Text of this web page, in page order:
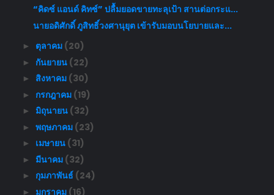
“คิดซ์ แอนด์ คิทซ์” ปลื้มยอดขายทะลุเป้า สานต่อกระแ...
นายอดิศักดิ์ ภูสิทธิ์วงศานุยุต เข้ารับมอบนโยบายและ...
► ตุลาคม (20)
► กันยายน (22)
► สิงหาคม (30)
► กรกฎาคม (19)
► มิถุนายน (32)
► พฤษภาคม (23)
► เมษายน (31)
► มีนาคม (32)
► กุมภาพันธ์ (24)
► มกราคม (16)